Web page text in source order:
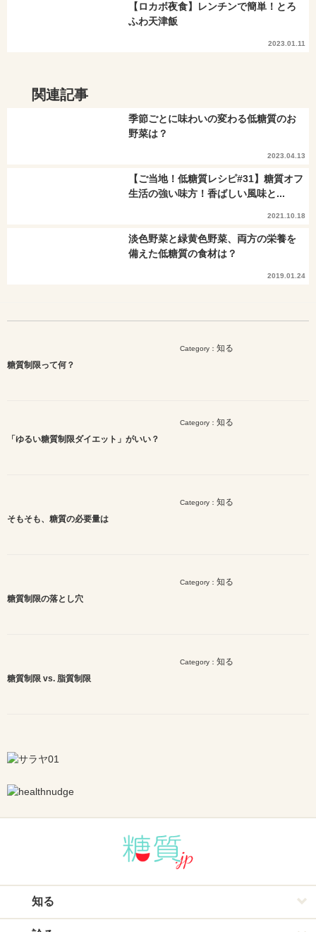
【ロカボ夜食】レンチンで簡単！とろ
ふわ天津飯
2023.01.11
関連記事
季節ごとに味わいの変わる低糖質のお
野菜は？
2023.04.13
【ご当地！低糖質レシピ#31】糖質オフ
生活の強い味方！香ばしい風味と...
2021.10.18
淡色野菜と緑黄色野菜、両方の栄養を
備えた低糖質の食材は？
2019.01.24
Category： 知る
糖質制限って何？
Category： 知る
「ゆるい糖質制限ダイエット」がいい？
Category： 知る
そもそも、糖質の必要量は
Category： 知る
糖質制限の落とし穴
Category： 知る
糖質制限 vs. 脂質制限
知る